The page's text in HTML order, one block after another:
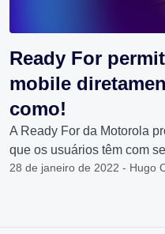
Ready For
mobile
como!
A Ready For da Motorola
que os usuários têm com
28 de janeiro de 2022 - Hugo